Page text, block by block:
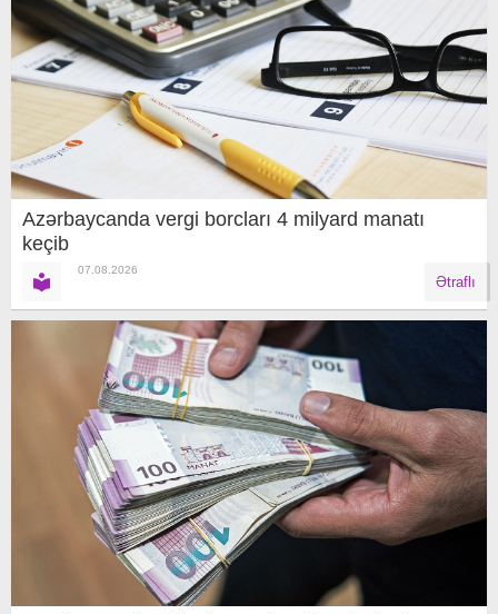
Azərbaycanda vergi borcları 4 milyard manatı
keçib
07.08.2026
Ətraflı